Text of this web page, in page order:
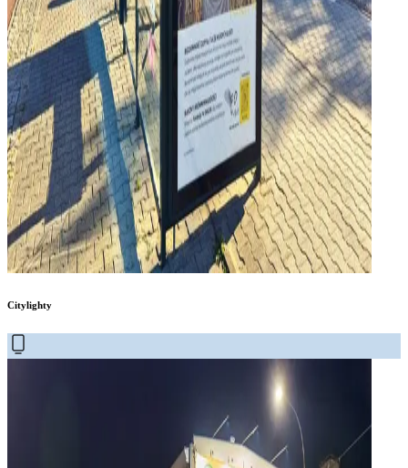
Citylighty